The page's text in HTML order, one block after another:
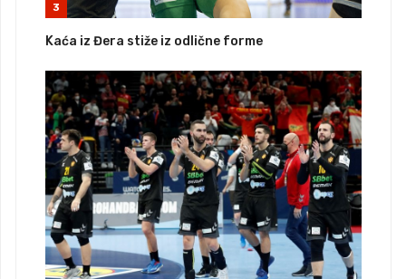
3
Kaća iz Đera stiže iz odlične forme